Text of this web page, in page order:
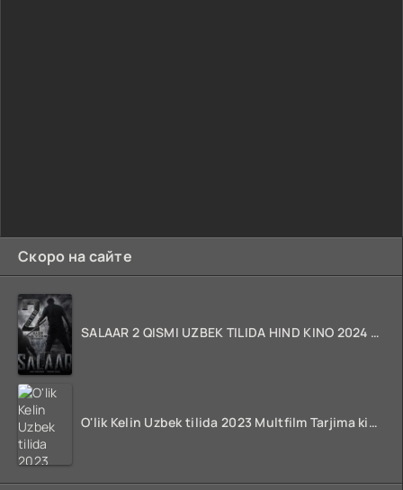
Скоро на сайте
SALAAR 2 QISMI UZBEK TILIDA HIND KINO 2024 TARJIMA 720p HD Skachat
O'lik Kelin Uzbek tilida 2023 Multfilm Tarjima kino skachat